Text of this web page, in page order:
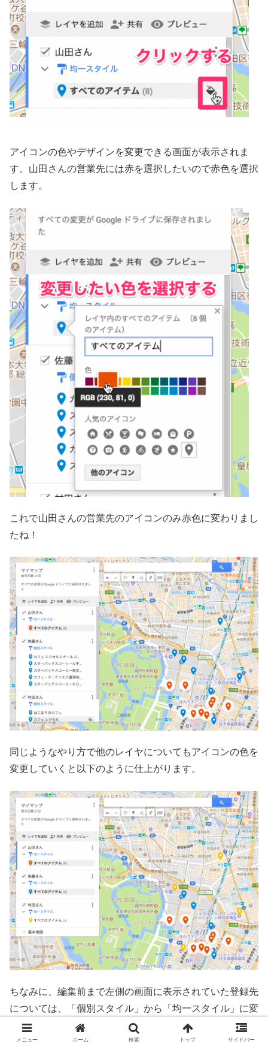
アイコンの色やデザインを変更できる画面が表示されま
す。山田さんの営業先には赤を選択したいので赤色を選択
します。
これで山田さんの営業先のアイコンのみ赤色に変わりまし
たね！
同じようなやり方で他のレイヤについてもアイコンの色を
変更していくと以下のように仕上がります。
ちなみに、編集前まで左側の画面に表示されていた登録先
については、「個別スタイル」から「均一スタイル」に変
更された際にすべて折りたたまれて「すべてのアイテム」
に格納されています。こちらは、
均一スタイルの左側にあ
メニュー ホーム 検索 トップ サイドバー